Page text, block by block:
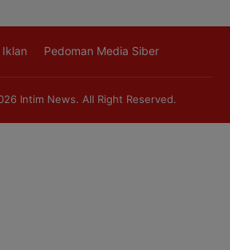
Iklan Pedoman Media Siber
Intim News. All Right Reserved.